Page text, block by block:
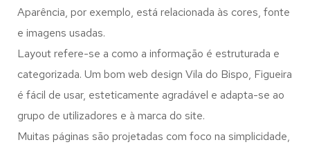
Aparência, por exemplo, está relacionada às cores, fonte
e imagens usadas.
Layout refere-se a como a informação é estruturada e
categorizada. Um bom web design Vila do Bispo, Figueira
é fácil de usar, esteticamente agradável e adapta-se ao
grupo de utilizadores e à marca do site.
Muitas páginas são projetadas com foco na simplicidade,